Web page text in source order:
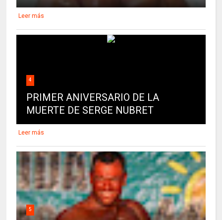
Leer más
4
PRIMER ANIVERSARIO DE LA
MUERTE DE SERGE NUBRET
Leer más
5